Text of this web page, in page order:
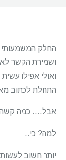
החלק המשמעותי
ושמירת הקשר
ואולי אפילו
התחלת לכתוב
אבל…. כמה קשה
למה? כי..
יותר חשוב